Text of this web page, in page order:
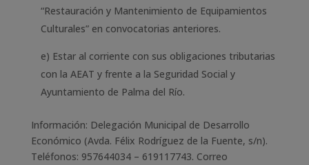
“Restauración y Mantenimiento de Equipamientos
Culturales” en convocatorias anteriores.
e) Estar al corriente con sus obligaciones tributarias
con la AEAT y frente a la Seguridad Social y
Ayuntamiento de Palma del Río.
Información: Delegación Municipal de Desarrollo
Económico (Avda. Félix Rodríguez de la Fuente, s/n).
Teléfonos: 957644034 – 619117743. Correo